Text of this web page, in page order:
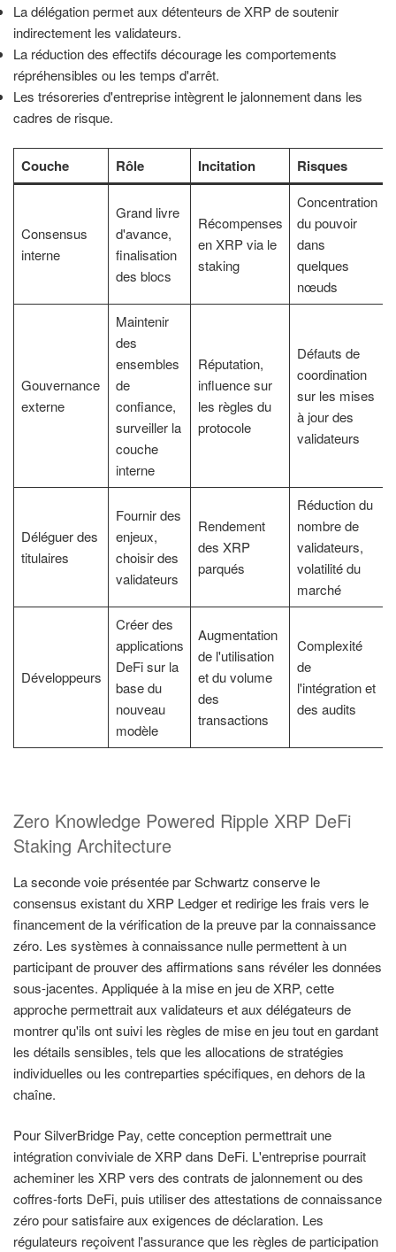
La délégation permet aux détenteurs de XRP de soutenir
indirectement les validateurs.
La réduction des effectifs décourage les comportements
répréhensibles ou les temps d'arrêt.
Les trésoreries d'entreprise intègrent le jalonnement dans les
cadres de risque.
Couche Rôle Incitation Risques
Consensus
interne
Grand livre
d'avance,
finalisation
des blocs
Récompenses
en XRP via le
staking
Concentration
du pouvoir
dans
quelques
nœuds
Gouvernance
externe
Maintenir
des
ensembles
de
confiance,
surveiller la
couche
interne
Réputation,
influence sur
les règles du
protocole
Défauts de
coordination
sur les mises
à jour des
validateurs
Déléguer des
titulaires
Fournir des
enjeux,
choisir des
validateurs
Rendement
des XRP
parqués
Réduction du
nombre de
validateurs,
volatilité du
marché
Développeurs
Créer des
applications
DeFi sur la
base du
nouveau
modèle
Augmentation
de l'utilisation
et du volume
des
transactions
Complexité
de
l'intégration et
des audits
Zero Knowledge Powered Ripple XRP DeFi
Staking Architecture
La seconde voie présentée par Schwartz conserve le
consensus existant du XRP Ledger et redirige les frais vers le
financement de la vérification de la preuve par la connaissance
zéro. Les systèmes à connaissance nulle permettent à un
participant de prouver des affirmations sans révéler les données
sous-jacentes. Appliquée à la mise en jeu de XRP, cette
approche permettrait aux validateurs et aux délégateurs de
montrer qu'ils ont suivi les règles de mise en jeu tout en gardant
les détails sensibles, tels que les allocations de stratégies
individuelles ou les contreparties spécifiques, en dehors de la
chaîne.
Pour SilverBridge Pay, cette conception permettrait une
intégration conviviale de XRP dans DeFi. L'entreprise pourrait
acheminer les XRP vers des contrats de jalonnement ou des
coffres-forts DeFi, puis utiliser des attestations de connaissance
zéro pour satisfaire aux exigences de déclaration. Les
régulateurs reçoivent l'assurance que les règles de participation